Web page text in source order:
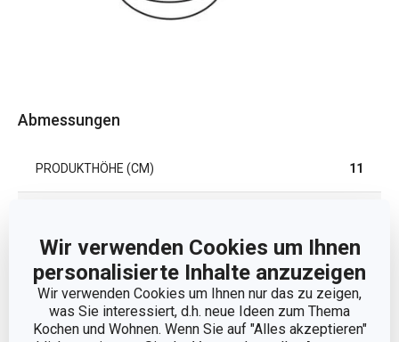
Wir verwenden Cookies um Ihnen
personalisierte Inhalte anzuzeigen
Wir verwenden Cookies um Ihnen nur das zu zeigen,
was Sie interessiert, d.h. neue Ideen zum Thema
Kochen und Wohnen. Wenn Sie auf "Alles akzeptieren"
Abmessungen
PRODUKTHÖHE (CM) 11
DURCHMESSER (CM)
Andere Parameter